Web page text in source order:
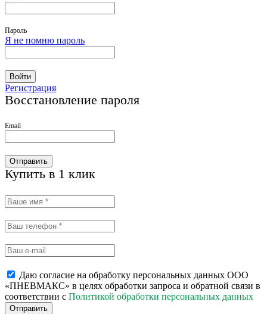
Пароль
Я не помню пароль
Войти
Регистрация
Восстановление пароля
Email
Отправить
Купить в 1 клик
Даю согласие на обработку персональных данных ООО
«ПНЕВМАКС» в целях обработки запроса и обратной связи в
соответствии с Политикой обработки персональных данных
Отправить